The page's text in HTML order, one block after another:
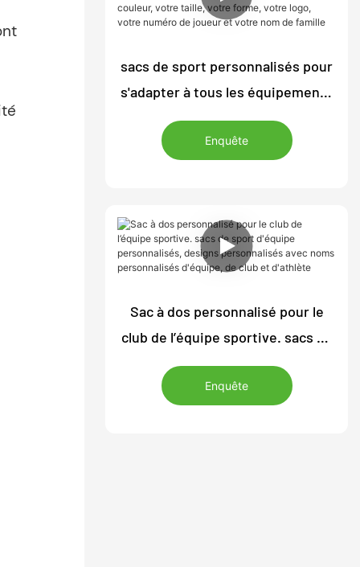
sacs de sport personnalisés pour
s'adapter à tous les équipements
de vos équipes sportives ，
Personnalisez votre sac à dos
numéro de joueur et votre nom
de famille
Enquête
Sac à dos personnalisé pour le
club de l’équipe sportive. sacs de
sport d'équipe personnalisés,
designs personnalisés avec noms
Enquête